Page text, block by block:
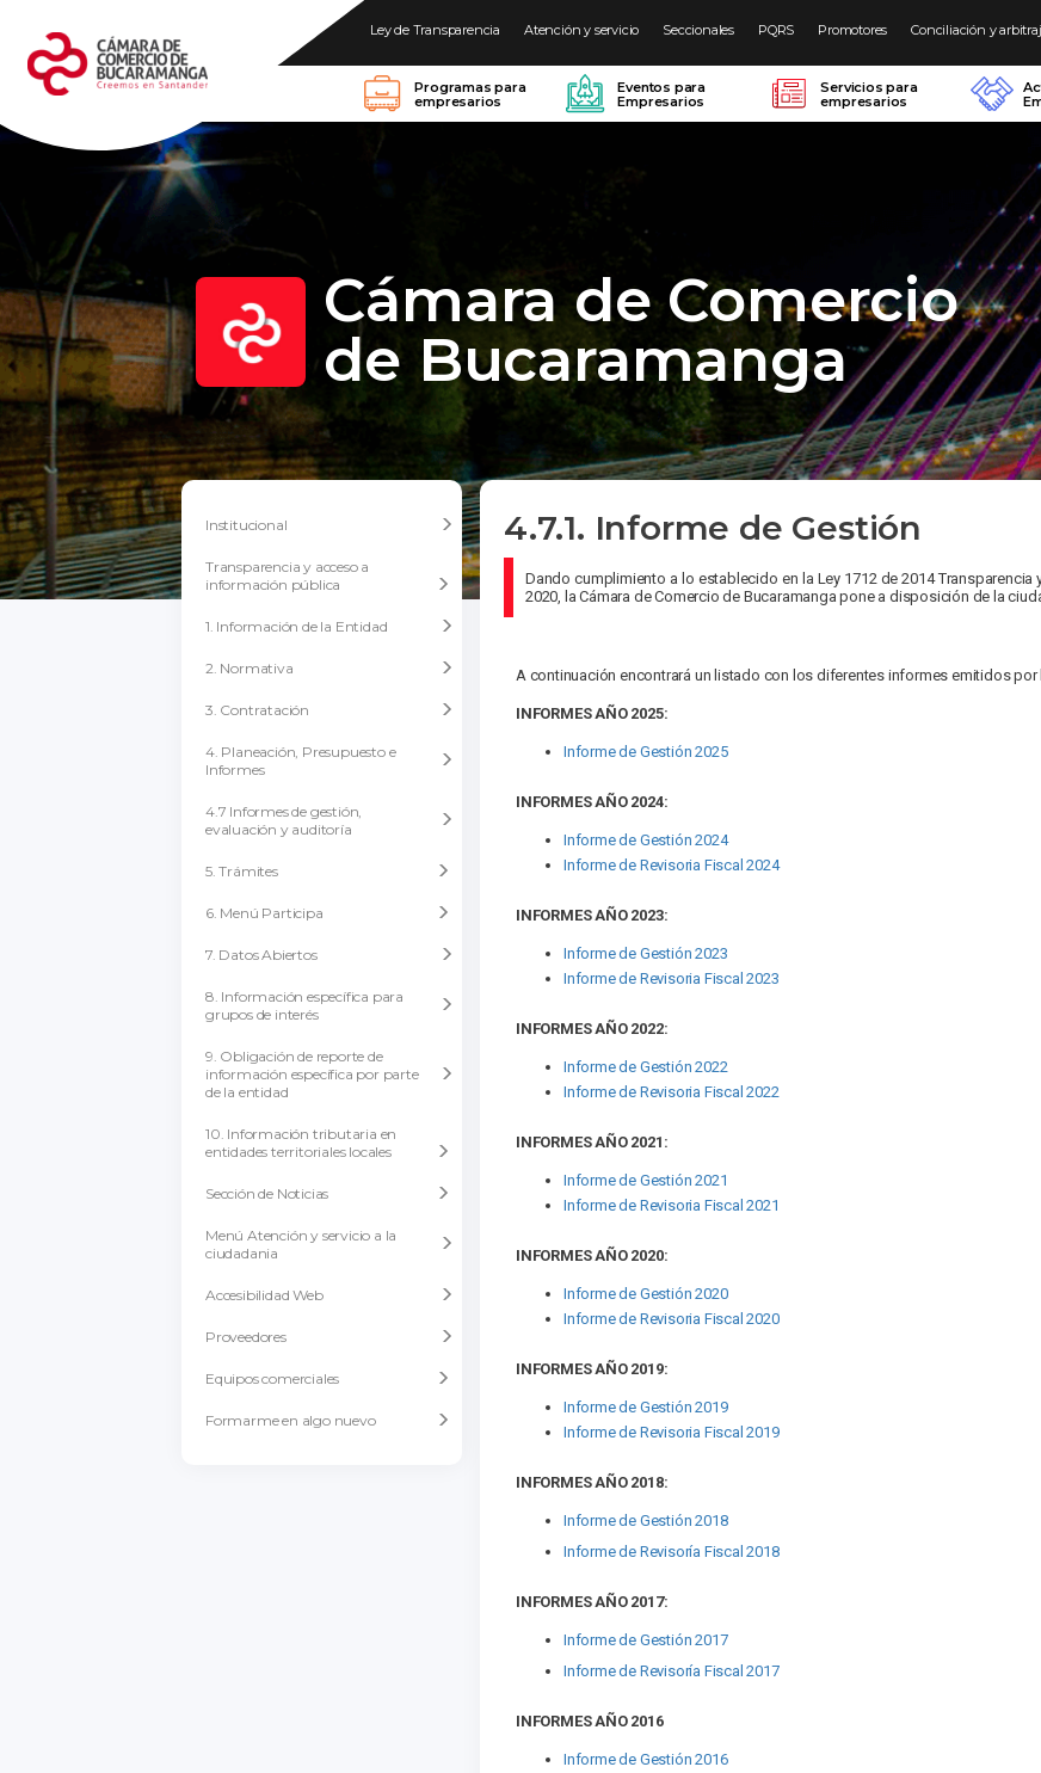
Ley de Transparencia Atención y servicio Seccionales PQRS Promotores Conciliación y
Programas para
empresarios
Eventos para
Empresarios
Servicios para
empresarios
Cámara de Comercio
de Bucaramanga
Institucional
Transparencia y acceso a
información pública
1. Información de la Entidad
2. Normativa
3. Contratación
4. Planeación, Presupuesto e
Informes
4.7 Informes de gestión,
evaluación y auditoría
5. Trámites
6. Menú Participa
7. Datos Abiertos
8. Información específica para
grupos de interés
9. Obligación de reporte de
información específica por parte
de la entidad
10. Información tributaria en
entidades territoriales locales
Sección de Noticias
Menú Atención y servicio a la
ciudadania
Accesibilidad Web
Proveedores
Equipos comerciales
Formarme en algo nuevo
4.7.1. Informe de Gestión
Dando cumplimiento a lo establecido en la Ley 1712 de 2014
2020, la Cámara de Comercio de Bucaramanga pone a disposición de la
A continuación encontrará un listado con los diferentes informes emitidos por
INFORMES AÑO 2025:
Informe de Gestión 2025
INFORMES AÑO 2024:
Informe de Gestión 2024
Informe de Revisoria Fiscal 2024
INFORMES AÑO 2023:
Informe de Gestión 2023
Informe de Revisoria Fiscal 2023
INFORMES AÑO 2022:
Informe de Gestión 2022
Informe de Revisoria Fiscal 2022
INFORMES AÑO 2021:
Informe de Gestión 2021
Informe de Revisoria Fiscal 2021
INFORMES AÑO 2020:
Informe de Gestión 2020
Informe de Revisoria Fiscal 2020
INFORMES AÑO 2019:
Informe de Gestión 2019
Informe de Revisoria Fiscal 2019
INFORMES AÑO 2018:
Informe de Gestión 2018
Informe de Revisoría Fiscal 2018
INFORMES AÑO 2017:
Informe de Gestión 2017
Informe de Revisoría Fiscal 2017
INFORMES AÑO 2016
Informe de Gestión 2016